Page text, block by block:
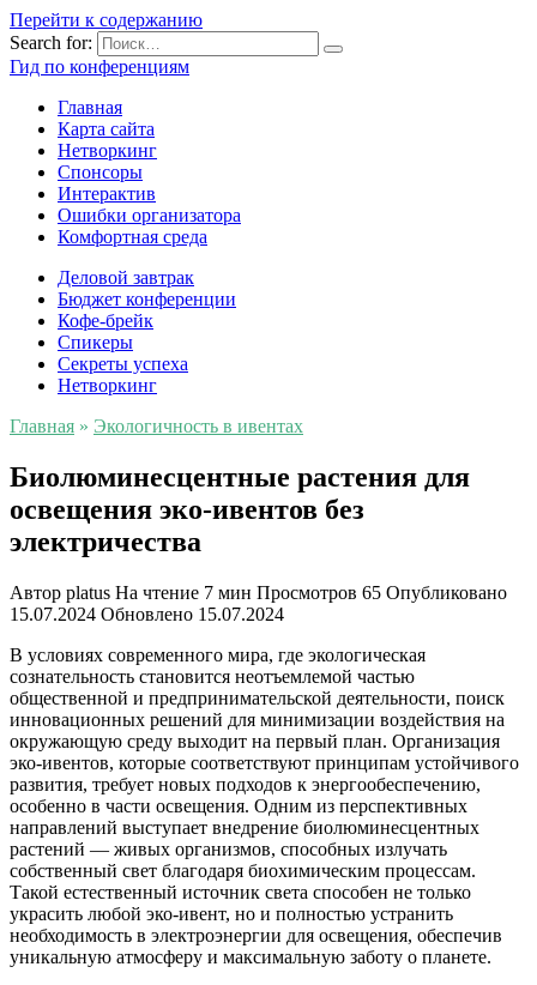
Перейти к содержанию
Search for:
Гид по конференциям
Главная
Карта сайта
Нетворкинг
Спонсоры
Интерактив
Ошибки организатора
Комфортная среда
Деловой завтрак
Бюджет конференции
Кофе-брейк
Спикеры
Секреты успеха
Нетворкинг
Главная » Экологичность в ивентах
Биолюминесцентные растения для
освещения эко-ивентов без
электричества
Автор platus На чтение 7 мин Просмотров 65 Опубликовано
15.07.2024 Обновлено 15.07.2024
В условиях современного мира, где экологическая
сознательность становится неотъемлемой частью
общественной и предпринимательской деятельности, поиск
инновационных решений для минимизации воздействия на
окружающую среду выходит на первый план. Организация
эко-ивентов, которые соответствуют принципам устойчивого
развития, требует новых подходов к энергообеспечению,
особенно в части освещения. Одним из перспективных
направлений выступает внедрение биолюминесцентных
растений — живых организмов, способных излучать
собственный свет благодаря биохимическим процессам.
Такой естественный источник света способен не только
украсить любой эко-ивент, но и полностью устранить
необходимость в электроэнергии для освещения, обеспечив
уникальную атмосферу и максимальную заботу о планете.